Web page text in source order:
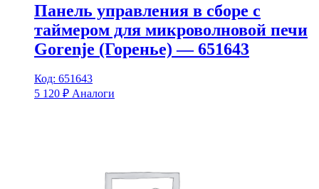
Панель управления в сборе с
таймером для микроволновой печи
Gorenje (Горенье) — 651643
Код: 651643
5 120 ₽ Аналоги